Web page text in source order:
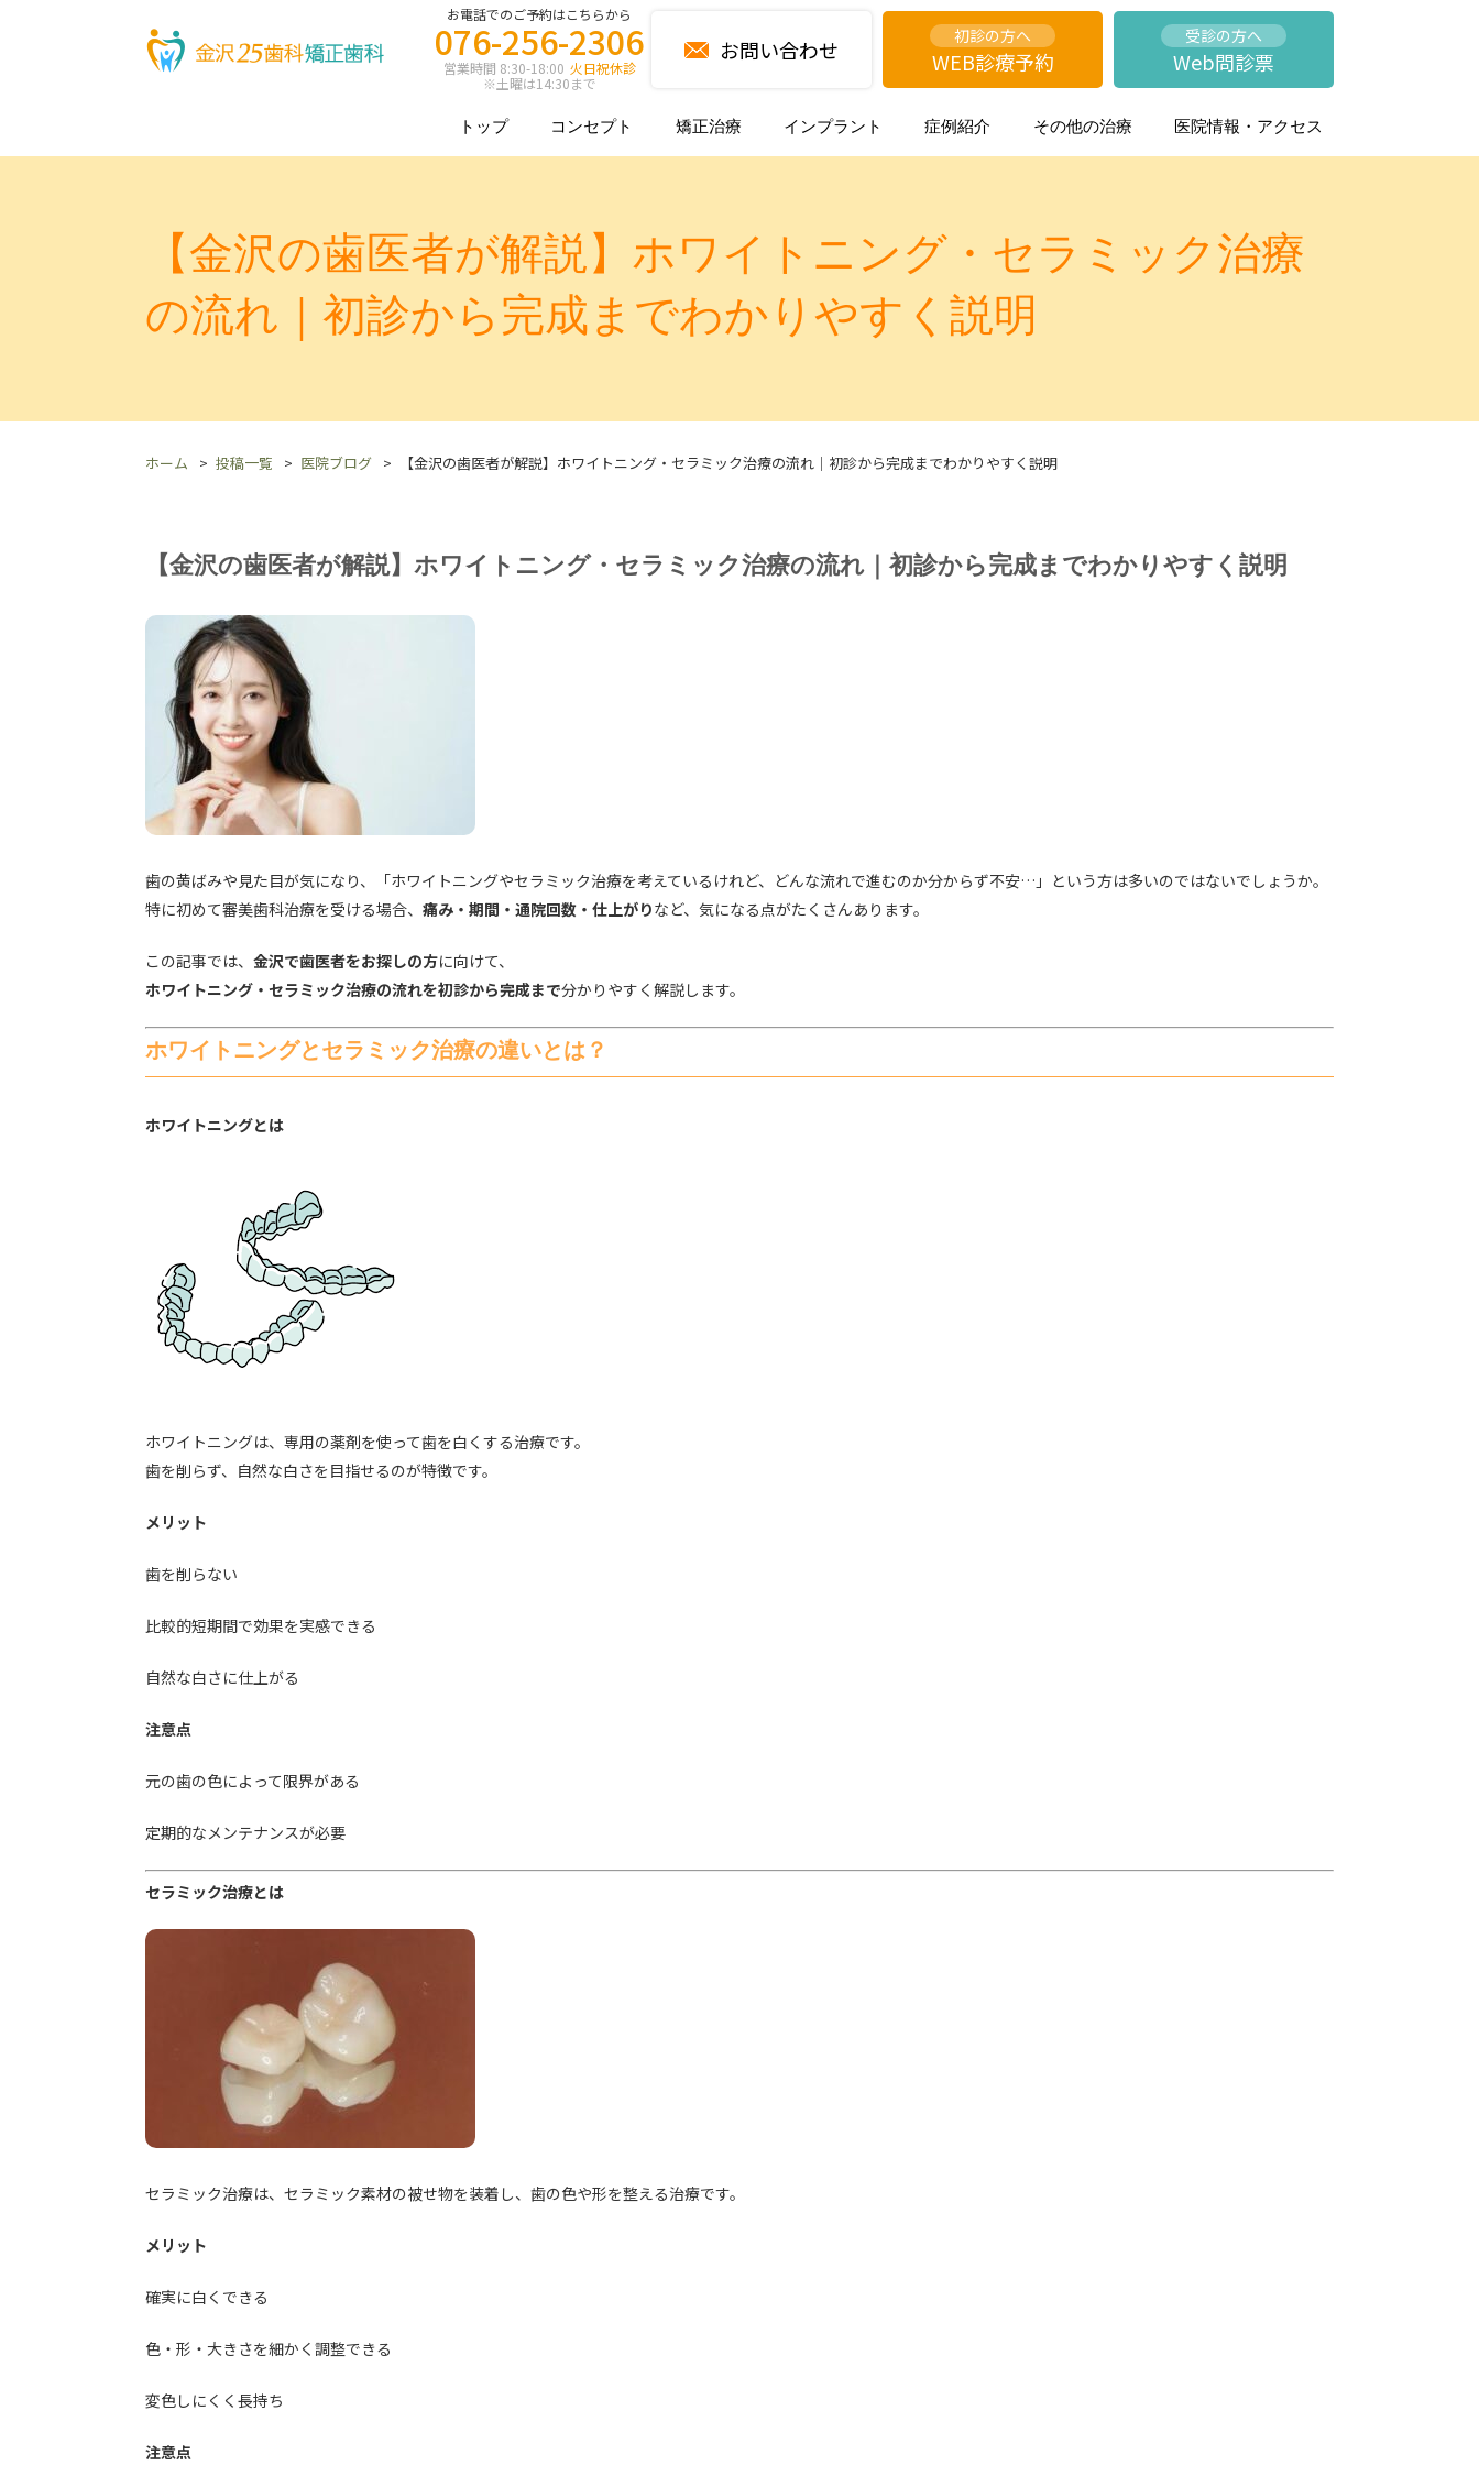
お電話でのご予約はこちらから
076-256-2306
営業時間 8:30-18:00 火日祝休診
※土曜は14:30まで
お問い合わせ 初診の方へ
WEB診療予約
受診の方へ
Web問診票
トップ コンセプト 矯正治療 インプラント 症例紹介 その他の治療 医院情報・アクセス
【金沢の歯医者が解説】ホワイトニング・セラミック治療
の流れ｜初診から完成までわかりやすく説明
ホーム 投稿一覧 医院ブログ 【金沢の歯医者が解説】ホワイトニング・セラミック治療の流れ｜初診から完成までわかりやすく説明
【金沢の歯医者が解説】ホワイトニング・セラミック治療の流れ｜初診から完成までわかりやすく説明
歯の黄ばみや見た目が気になり、「ホワイトニングやセラミック治療を考えているけれど、どんな流れで進むのか分からず不安…」という方は多いのではないでしょうか。
特に初めて審美歯科治療を受ける場合、 痛み・期間・通院回数・仕上がりなど、気になる点がたくさんあります。
この記事では、 金沢で歯医者をお探しの方に向けて、
ホワイトニング・セラミック治療の流れを初診から完成まで分かりやすく解説します。
ホワイトニングとセラミック治療の違いとは？
ホワイトニングとは
ホワイトニングは、専用の薬剤を使って歯を白くする治療です。
歯を削らず、自然な白さを目指せるのが特徴です。
メリット
歯を削らない
比較的短期間で効果を実感できる
自然な白さに仕上がる
注意点
元の歯の色によって限界がある
定期的なメンテナンスが必要
セラミック治療とは
セラミック治療は、セラミック素材の被せ物を装着し、歯の色や形を整える治療です。
メリット
確実に白くできる
色・形・大きさを細かく調整できる
変色しにくく長持ち
注意点